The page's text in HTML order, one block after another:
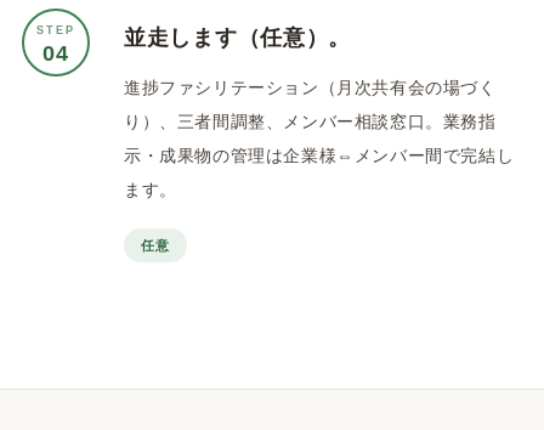
STEP
04
並走します（任意）。
進捗ファシリテーション（月次共有会の場づく
り）、三者間調整、メンバー相談窓口。業務指
示・成果物の管理は企業様⇔メンバー間で完結し
ます。
任意